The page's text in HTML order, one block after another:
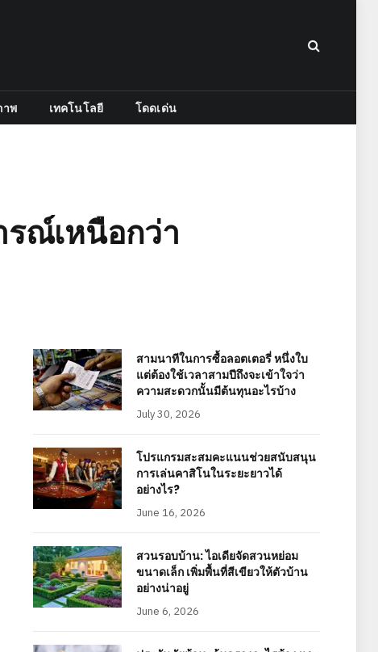
พ เทคโนโลยี โดดเด่น
รณ์เหนือกว่า
สามนาทีในการซื้อลอตเตอรี่ หนึ่งใบ
แต่ต้องใช้เวลาสามปีถึงจะเข้าใจว่า
ความสะดวกนั้นมีต้นทุนอะไรบ้าง
July 30, 2026
โปรแกรมสะสมคะแนนช่วยสนับสนุน
การเล่นคาสิโนในระยะยาวได้
อย่างไร?
June 16, 2026
สวนรอบบ้าน: ไอเดียจัดสวนหย่อม
ขนาดเล็ก เพิ่มพื้นที่สีเขียวให้ตัวบ้าน
อย่างน่าอยู่
June 6, 2026